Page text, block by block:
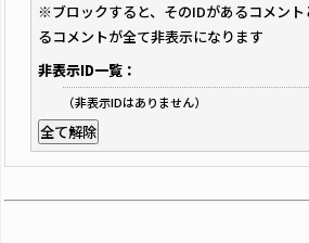
※ブロックすると、そのIDがあるコメント
るコメントが全て非表示になります
非表示ID一覧：
（非表示IDはありません）
全て解除